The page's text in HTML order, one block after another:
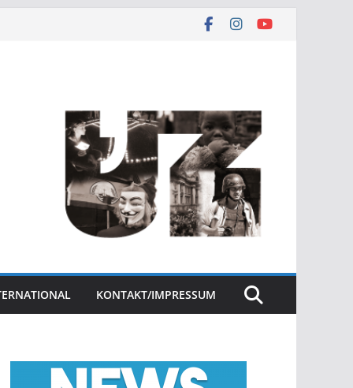
KONTAKT/IMPRESSUM